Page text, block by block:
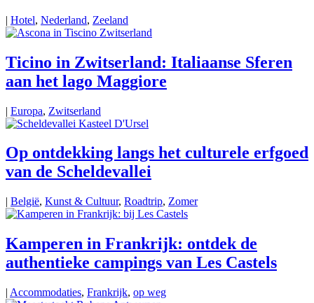
| Hotel, Nederland, Zeeland
Ticino in Zwitserland: Italiaanse Sferen
aan het lago Maggiore
| Europa, Zwitserland
Op ontdekking langs het culturele erfgoed
van de Scheldevallei
| België, Kunst & Cultuur, Roadtrip, Zomer
Kamperen in Frankrijk: ontdek de
authentieke campings van Les Castels
| Accommodaties, Frankrijk, op weg